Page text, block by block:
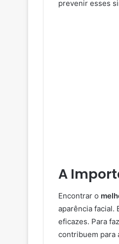
prevenir esses
A
Encontrar o
aparência facial.
eficazes. Para
contribuem para